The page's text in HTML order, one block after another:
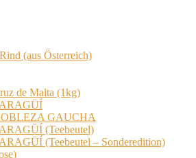
(aus Österreich)
de Malta (1kg)
GAUCHA
(Teebeutel)
(Teebeutel – Sonderedition)